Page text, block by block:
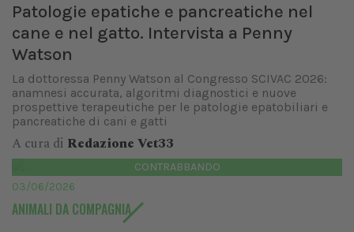
Patologie epatiche e pancreatiche nel
cane e nel gatto. Intervista a Penny
Watson
La dottoressa Penny Watson al Congresso SCIVAC 2026:
anamnesi accurata, algoritmi diagnostici e nuove
prospettive terapeutiche per le patologie epatobiliari e
pancreatiche di cani e gatti
A cura di Redazione Vet33
CONTRABBANDO
03/06/2026
ANIMALI DA COMPAGNIA